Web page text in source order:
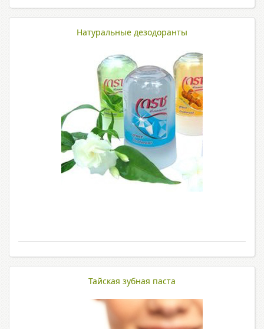
Натуральные дезодоранты
Тайская зубная паста